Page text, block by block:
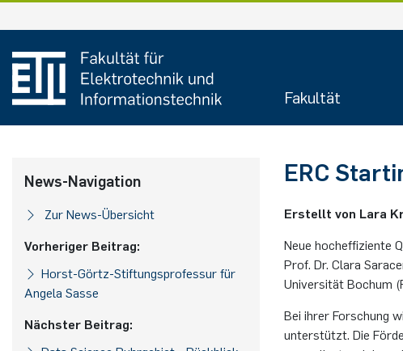
Inhalt
springen
Fakultät
News-Navigation
Zur News-Übersicht
Vorheriger Beitrag:
Horst-Görtz-Stiftungsprofessur für
Angela Sasse
Nächster Beitrag:
ERC
Erstellt von Lara
Neue hoch­ef­fi­zi­en­te
Prof. Dr. Clara
Uni­ver­si­tät Bo­chum
Bei ihrer For­schung
un­ter­stützt. Die